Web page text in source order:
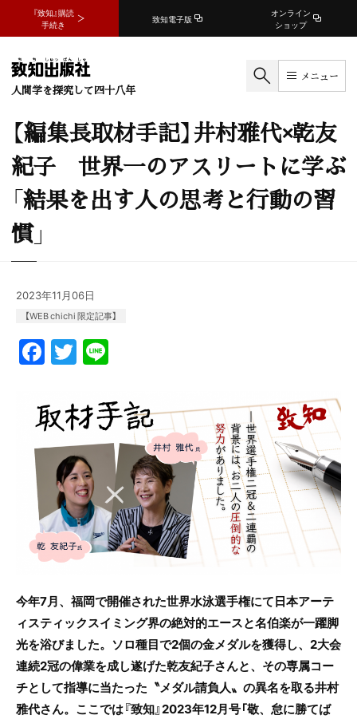
『致知』購読
手続き
致知電子版
オンライン
ショップ
人間学を探究して四十八年
メニュー
【編集長取材手記】井村雅代×乾友
紀子 世界一のアスリートに学ぶ
「結果を出す人の思考と行動の習
慣」
2023年11月06日
【WEB chichi 限定記事】
F
a
c
e
b
o
o
k
T
w
itt
er
e
今年7月、福岡で開催された世界水泳選手権にて日本アーテ
ィスティックスイミング界の絶対的エースと名伯楽が一躍脚
光を浴びました。ソロ種目で2個の金メダルを獲得し、2大会
連続2冠の偉業を成し遂げた乾友紀子さんと、その専属コー
チとして指導に当たった〝メダル請負人〟の異名を取る井村
雅代さん。ここでは『致知』2023年12月号「敬、怠に勝てば